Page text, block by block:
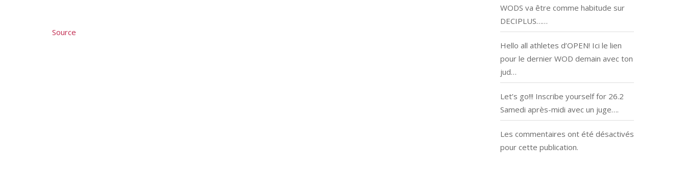
Source
WODS va être comme habitude sur
DECIPLUS……
Hello all athletes d’OPEN! Ici le lien
pour le dernier WOD demain avec ton
jud…
Let’s go!!! Inscribe yourself for 26.2
Samedi après-midi avec un juge….
Les commentaires ont été désactivés
pour cette publication.